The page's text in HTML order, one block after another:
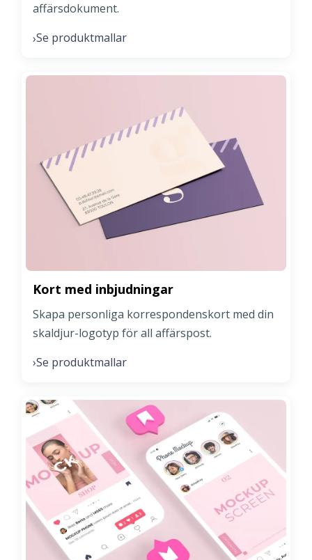
affärsdokument.
›Se produktmallar
Kort med inbjudningar
Skapa personliga korrespondenskort med din
skaldjur-logotyp för all affärspost.
›Se produktmallar